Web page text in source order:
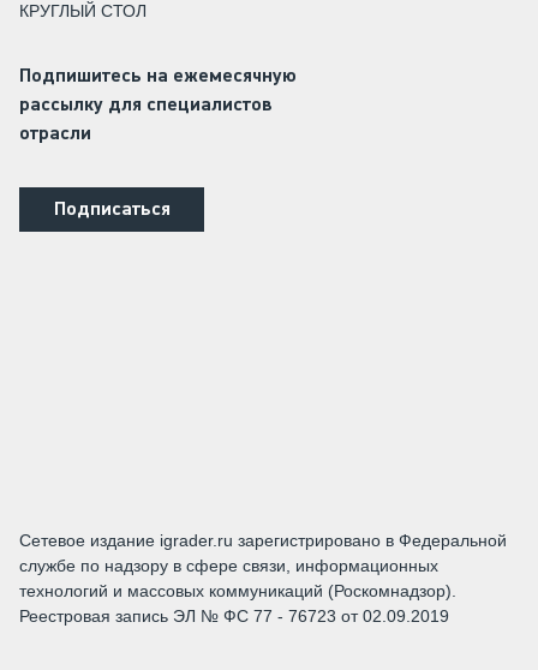
КРУГЛЫЙ СТОЛ
Подпишитесь на ежемесячную
рассылку для специалистов
отрасли
Подписаться
Сетевое издание igrader.ru зарегистрировано в Федеральной
службе по надзору в сфере связи, информационных
технологий и массовых коммуникаций (Роскомнадзор).
Реестровая запись ЭЛ № ФС 77 - 76723 от 02.09.2019